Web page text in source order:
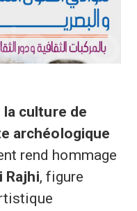
la culture de
archéologique
rend hommage
Rajhi, figure